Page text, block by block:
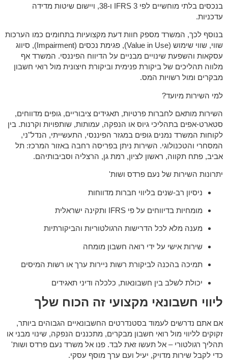
בנכסים בלתי מוחשיים לפי IFRS 3 ו-38, ויישום שיטות מדידה
עדכניות.
בנוסף לכך, המשרד מספק חוות דעת מקצועיות בתחומים כמו הערכות
שווי, שווי שימוש (Value in Use), פגימת נכסים (Impairment), סיווג
עסקאות והשפעת שינויים מבניים על הדיווח הפיננסי. המשרד אף
מלווה תהליכים של ביקורת פנימית וביקורת חיצונית מול רואי חשבון
מבקרים ומול רשויות המס.
למי השירות מיועד?
השירות מותאם לחברות פרטיות, תאגידים ציבוריים, גופים מדווחים,
סטארט-אפים בתהליכי גיוס או הנפקה, עמותות, שותפויות וקרנות. בין
לקוחות המשרד נמנים גופים במגזר הפיננסי, התעשייתי, הנדל"ני,
המסחרי והטכנולוגי. השירות ניתן בפריסה רחבה באזור המרכז: תל
אביב, פתח תקווה, ראשון לציון, רמת גן, הרצליה וסביבותיהם.
יתרונות השירות של נעם פרדס ושות'
ניסיון רב-שנים בליווי חברות מדווחות
מומחיות בדיווחים על פי IFRS ותקינה ישראלית
מענה מלא לכל הדרישות הרגולטוריות והביקורתיות
שירות אישי על ידי רואה חשבון מומחה
תמיכה בהכנה לביקורת רשות ניירות ערך או רשות המיסים
יכולת לשלב בין חשבונאות, כלכלה ודיני תאגידים
ליווי חשבונאי מקצועי זה הכוח שלך
אם אתם נדרשים לעמוד בסטנדרטים החשבונאיים הגבוהים ביותר,
זקוקים לליווי מול רואי חשבון מבקרים, מתכננים הנפקה, שינוי מבני או
תהליך רגולטורי – אל תעשו זאת לבד. פנו אל משרד נעם פרדס ושות'
כדי לקבל שירות מדויק, יעיל ועם ערך מוסף עסקי.